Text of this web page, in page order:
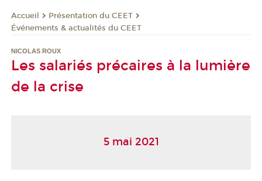
Accueil
Présentation du CEET
Événements & actualités du CEET
NICOLAS ROUX
Les salariés précaires à la lumière
de la crise
5 mai 2021